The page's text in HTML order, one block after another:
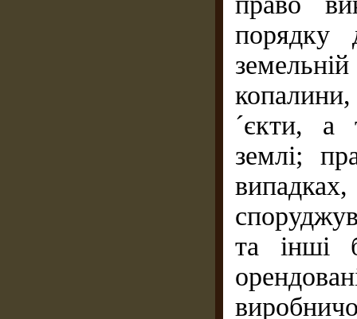
порядку
копалини,
´єкти, а
землі;
та інші